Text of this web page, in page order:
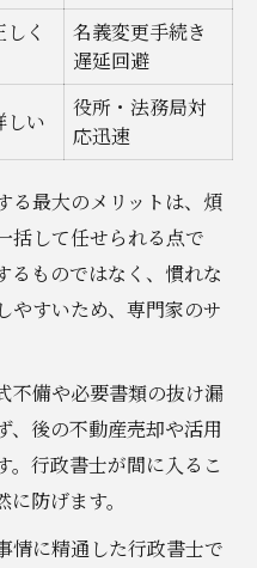
ラブルと対策例
事例から考える
産相続での注意点
めの相続放棄手続き
敗事例一覧
える際の実践アドバ
理と手続き
く
名義変更手続き
遅延回避
しい
役所・法務局対
応迅速
る最大のメリットは、煩
括して任せられる点で
るものではなく、慣れな
やすいため、専門家のサ
不備や必要書類の抜け漏
、後の不動産売却や活用
。行政書士が間に入るこ
防げます。
情に精通した行政書士で